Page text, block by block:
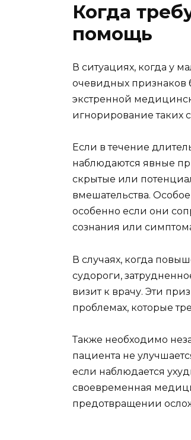
Когда
помощь
В ситуациях, когда у
очевидных признаков
экстренной
игнорирование таких
Если в течение
наблюдаются явные
скрытые или
вмешательства.
особенно если они
сознания или
В случаях, когда
судороги,
визит к врачу. Эти
проблемах, которые
Также необходимо
пациента не
если наблюдается
своевременная
предотвращении